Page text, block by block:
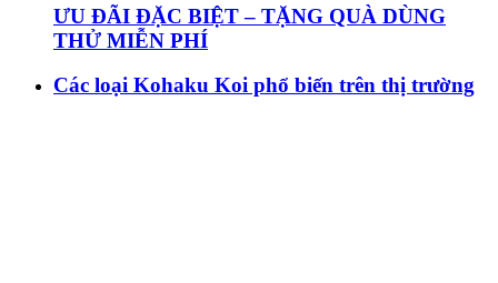
ƯU ĐÃI ĐẶC BIỆT – TẶNG QUÀ DÙNG
THỬ MIỄN PHÍ
Các loại Kohaku Koi phổ biến trên thị trường